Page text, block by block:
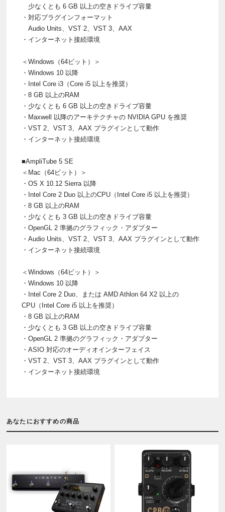
少なくとも 6 GB 以上の空きドライブ容量
・対応プラグインフォーマット
Audio Units、VST 2、VST 3、AAX
・インターネット接続環境
＜Windows（64ビット）＞
・Windows 10 以降
・Intel Core i3（Core i5 以上を推奨）
・8 GB 以上のRAM
・少なくとも 6 GB 以上の空きドライブ容量
・Maxwell 以降のアーキテクチャの NVIDIA GPU を推奨
・VST 2、VST 3、AAX プラグインとして動作
・インターネット接続環境
■AmpliTube 5 SE
＜Mac（64ビット）＞
・OS X 10.12 Sierra 以降
・Intel Core 2 Duo 以上のCPU（Intel Core i5 以上を推奨）
・8 GB 以上のRAM
・少なくとも 3 GB 以上の空きドライブ容量
・OpenGL 2 準拠のグラフィック・アダプター
・Audio Units、VST 2、VST 3、AAX プラグインとして動作
・インターネット接続環境
＜Windows（64ビット）＞
・Windows 10 以降
・Intel Core 2 Duo、または AMD Athlon 64 X2 以上の
CPU（Intel Core i5 以上を推奨）
・8 GB 以上のRAM
・少なくとも 3 GB 以上の空きドライブ容量
・OpenGL 2 準拠のグラフィック・アダプター
・ASIO 対応のオーディオインターフェイス
・VST 2、VST 3、AAX プラグインとして動作
・インターネット接続環境
あなたにおすすめの商品